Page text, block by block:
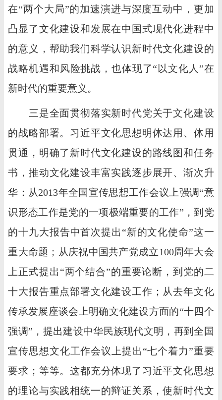
在“两个大局”的加速演进与深度互动中，更加
凸显了文化建设和发展在中国式现代化进程中
的意义，帮助我们科学认识新时代文化建设的
战略机遇和风险挑战，也体现了“以文化人”在
新时代的重要意义。
三是全面贯彻落实新时代党关于文化建设
的战略部署。习近平文化思想明体达用、体用
贯通，明确了新时代文化建设的路线图和任务
书，推动文化建设丰富实践逐步展开、渐次升
华：从2013年全国宣传思想工作会议上强调“意
识形态工作是党的一项极端重要的工作”，到党
的十九大报告中首次提出“新的文化使命”这一
重大命题；从庆祝中国共产党成立100周年大会
上正式提出“两个结合”的重要论断，到党的二
十大报告重点部署文化建设工作；从去年文化
传承发展座谈会上明确文化建设方面的“十四个
强调”，提出建设中华民族现代文明，再到全国
宣传思想文化工作会议上提出“七个着力”重要
要求；等等。这都充分体现了习近平文化思想
的理论与实践相统一的辩证关系，使新时代文